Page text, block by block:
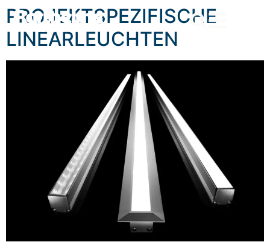
content
PROJEKTSPEZIFISCHE
LINEARLEUCHTEN